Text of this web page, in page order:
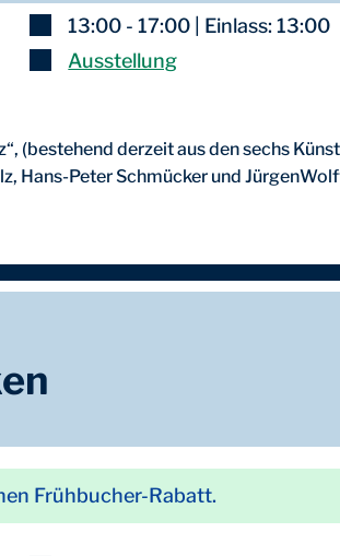
13:00 - 17:00 | Einlass: 13:00
Ausstellung
(bestehend derzeit aus den sechs
Hans-Peter Schmücker und
Frühbucher-Rabatt.